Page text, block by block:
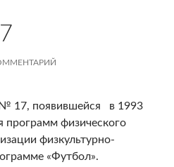
17, появившейся в 1993
программ физического
физкультурно-
«Футбол».